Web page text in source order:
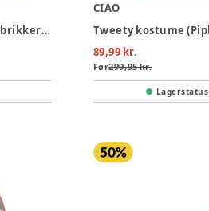
Stort puslepil med 30 brikker - Bondegården
CIAO
89,99 kr.
Før299,95 kr.
Lagerstatus